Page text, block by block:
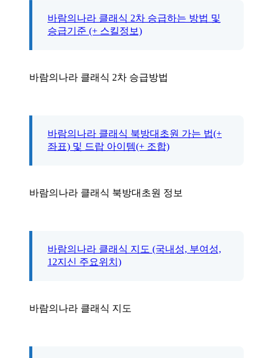
바람의나라 클래식 2차 승급하는 방법 및
승급기준 (+ 스킬정보)
바람의나라 클래식 2차 승급방법
바람의나라 클래식 북방대초원 가는 법(+
좌표) 및 드랍 아이템(+ 조합)
바람의나라 클래식 북방대초원 정보
바람의나라 클래식 지도 (국내성, 부여성,
12지신 주요위치)
바람의나라 클래식 지도